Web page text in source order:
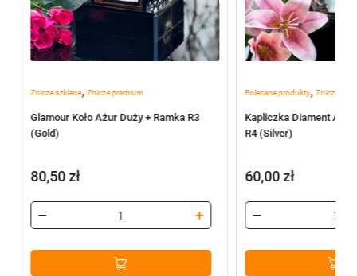
Znicze szklane, Znicze premium
Glamour Koło Ażur Duży + Ramka R3
(Gold)
80,50zł
Polecane produkty,Znicze
Kapliczka Diament Ażur
R4 (Silver)
60,00zł